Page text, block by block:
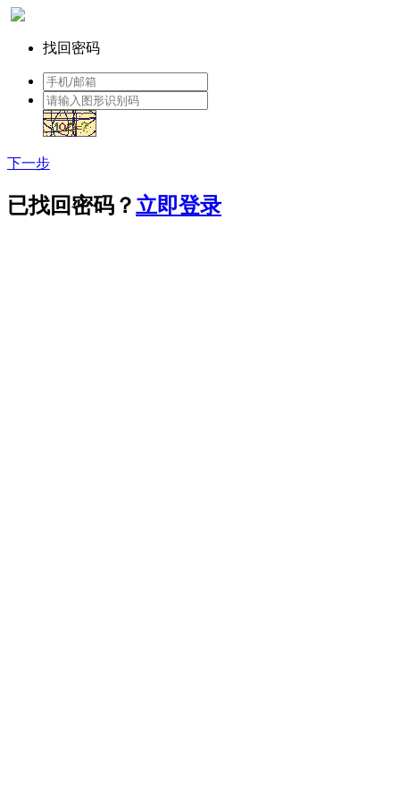
找回密码
下一步
已找回密码？立即登录